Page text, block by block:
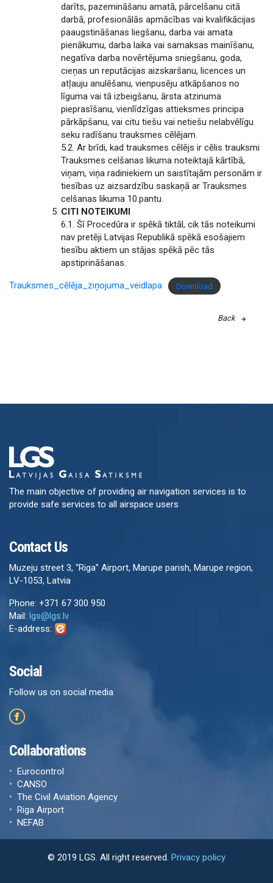
darīts, pazemināšanu amatā, pārcelšanu citā
darbā, profesionālās apmācības vai kvalifikācijas
paaugstināšanas liegšanu, darba vai amata
pienākumu, darba laika vai samaksas mainīšanu,
negatīva darba novērtējuma sniegšanu, goda,
cieņas un reputācijas aizskaršanu, licences un
atļauju anulēšanu, vienpusēju atkāpšanos no
līguma vai tā izbeigšanu, ārsta atzinuma
pieprasīšanu, vienlīdzīgas attieksmes principa
pārkāpšanu, vai citu tiešu vai netiešu nelabvēlīgu
seku radīšanu trauksmes cēlējam.
5.2. Ar brīdi, kad trauksmes cēlējs ir cēlis trauksmi
Trauksmes celšanas likuma noteiktajā kārtībā,
viņam, viņa radiniekiem un saistītajām personām ir
tiesības uz aizsardzību saskaņā ar Trauksmes
celšanas likuma 10.pantu.
CITI NOTEIKUMI
6.1. Šī Procedūra ir spēkā tiktāl, cik tās noteikumi
nav pretēji Latvijas Republikā spēkā esošajiem
tiesību aktiem un stājas spēkā pēc tās
apstiprināšanas.
Trauksmes_cēlēja_ziņojuma_veidlapa Download
Back
The main objective of providing air navigation services is to
provide safe services to all airspace users
Contact Us
Muzeju street 3, “Riga” Airport, Marupe parish, Marupe region,
LV-1053, Latvia
Phone: +371 67 300 950
Mail: lgs@lgs.lv
E-address:
Social
Follow us on social media
Collaborations
Eurocontrol
CANSO
The Civil Aviation Agency
Riga Airport
NEFAB
© 2019 LGS. All right reserved. Privacy policy